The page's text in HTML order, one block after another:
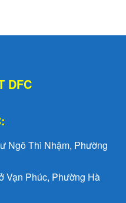
DFC
Ngô Thì Nhậm, Phường
Vạn Phúc, Phường Hà